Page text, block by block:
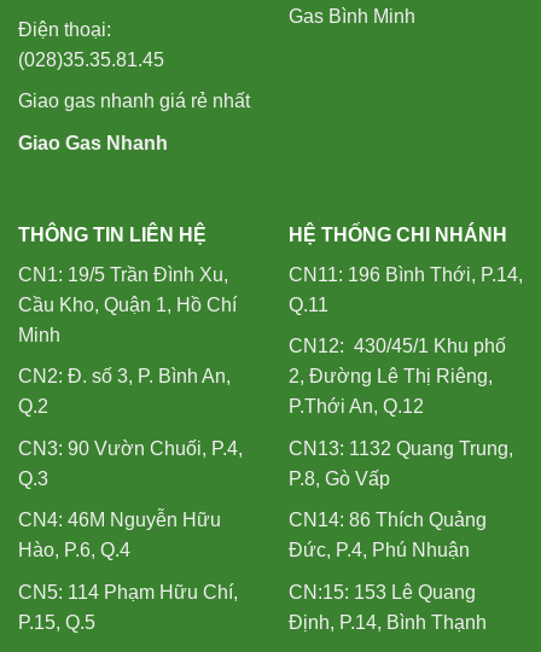
Điện thoại:
(028)35.35.81.45
Giao gas nhanh giá rẻ nhất
Giao Gas Nhanh
Gas Bình Minh
THÔNG TIN LIÊN HỆ
CN1: 19/5 Trần Đình Xu,
Cầu Kho, Quận 1, Hồ Chí
Minh
CN2: Đ. số 3, P. Bình An,
Q.2
CN3: 90 Vườn Chuối, P.4,
Q.3
CN4: 46M Nguyễn Hữu
Hào, P.6, Q.4
CN5: 114 Phạm Hữu Chí,
P.15, Q.5
HỆ THỐNG CHI NHÁNH
CN11: 196 Bình Thới, P.14,
Q.11
CN12: 430/45/1 Khu phố
2, Đường Lê Thị Riêng,
P.Thới An, Q.12
CN13: 1132 Quang Trung,
P.8, Gò Vấp
CN14: 86 Thích Quảng
Đức, P.4, Phú Nhuận
CN:15: 153 Lê Quang
Định, P.14, Bình Thạnh